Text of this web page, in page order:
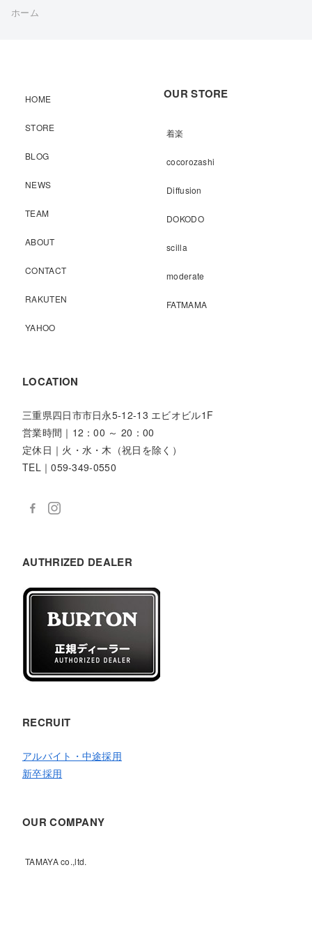
ホーム
HOME
STORE
BLOG
NEWS
TEAM
ABOUT
CONTACT
RAKUTEN
YAHOO
OUR STORE
着楽
cocorozashi
Diffusion
DOKODO
scilla
moderate
FATMAMA
LOCATION
三重県四日市市日永5-12-13 エビオビル1F
営業時間｜12：00 ～ 20：00
定休日｜火・水・木（祝日を除く）
TEL｜059-349-0550
AUTHRIZED DEALER
RECRUIT
アルバイト・中途採用
新卒採用
OUR COMPANY
TAMAYA co.,ltd.